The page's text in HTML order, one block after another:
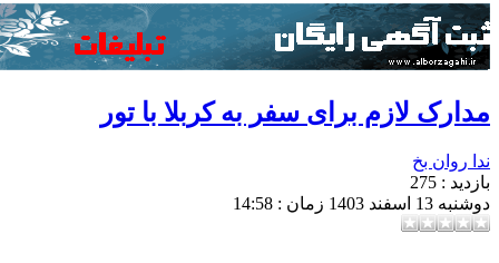
لازم برای سفر به کربلا با تور
روان بخ
: 275
1403 زمان : 14:58